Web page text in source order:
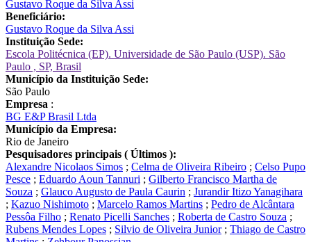
Gustavo Roque da Silva Assi
Beneficiário:
Gustavo Roque da Silva Assi
Instituição Sede:
Escola Politécnica (EP). Universidade de São Paulo (USP). São
Paulo , SP, Brasil
Município da Instituição Sede:
São Paulo
Empresa :
BG E&P Brasil Ltda
Município da Empresa:
Rio de Janeiro
Pesquisadores principais ( Últimos ):
Alexandre Nicolaos Simos ; Celma de Oliveira Ribeiro ; Celso Pupo
Pesce ; Eduardo Aoun Tannuri ; Gilberto Francisco Martha de
Souza ; Glauco Augusto de Paula Caurin ; Jurandir Itizo Yanagihara
; Kazuo Nishimoto ; Marcelo Ramos Martins ; Pedro de Alcântara
Pessôa Filho ; Renato Picelli Sanches ; Roberta de Castro Souza ;
Rubens Mendes Lopes ; Silvio de Oliveira Junior; Thiago de Castro